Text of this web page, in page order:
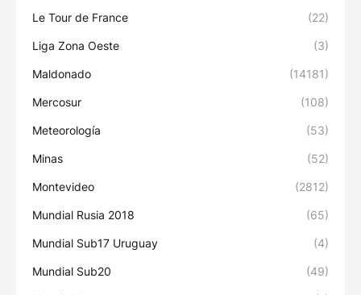
Le Tour de France (22)
Liga Zona Oeste (3)
Maldonado (14181)
Mercosur (108)
Meteorología (53)
Minas (52)
Montevideo (2812)
Mundial Rusia 2018 (65)
Mundial Sub17 Uruguay (4)
Mundial Sub20 (49)